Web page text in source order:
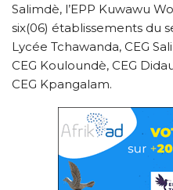
Salimdè, l’EPP Kuwawu
six(06) établissements du
Lycée Tchawanda, CEG
CEG Kouloundè, CEG
CEG Kpangalam.